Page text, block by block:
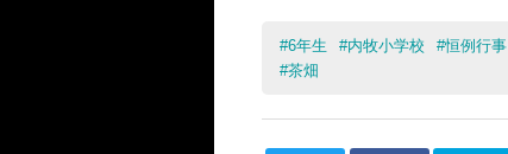
#6年生 #内牧小学校 #恒例行事
#茶畑